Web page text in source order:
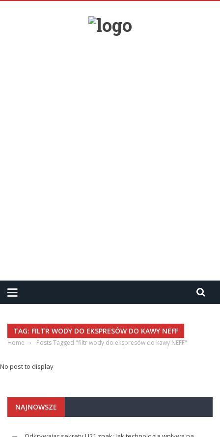
TAG: FILTR WODY DO EKSPRESÓW DO KAWY NEFF
Home › Posts Tagged "filtr wody do ekspresów do kawy NEFF"
No post to display
NAJNOWSZE